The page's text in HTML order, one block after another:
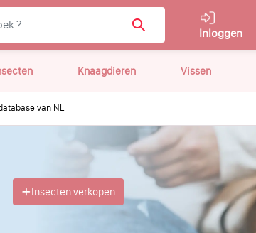
Inloggen
Knaagdieren Vissen
van NL
Insecten verkopen